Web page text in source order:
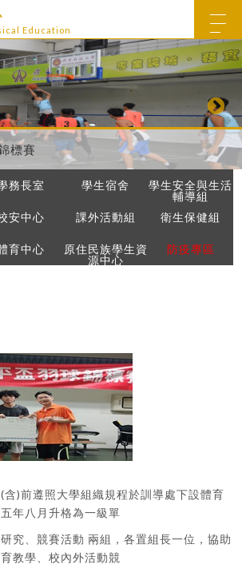
Education
標賽
比賽
比賽
球代表隊比賽
運桌球比賽
運動代表隊比賽
會女子400公尺接力
球
賽
務長室 學生宿舍
學生安全與生活
輔導組
安中心 課外活動組 衛生保健組
育中心
原住民族學生資
源中心
防疫專區
)前遵照大學組織規程於訓導處下設體育
年八月升格為一級單
究、競賽活動 兩組，各置組長一位，協助
教學、校內外活動競